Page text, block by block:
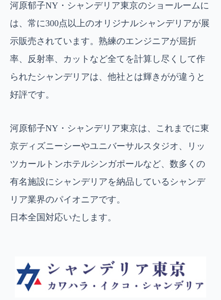
河原郁子NY・シャンデリア東京のショールームに
は、常に300点以上のオリジナルシャンデリアが展
示販売されています。熟練のエンジニアが屈折
率、反射率、カットなど全てを計算し尽くして作
られたシャンデリアは、他社とは輝きがが違うと
好評です。
河原郁子NY・シャンデリア東京は、これまでに東
京ディズニーシーやユニバーサルスタジオ、リッ
ツカールトンホテルシンガポールなど、数多くの
有名施設にシャンデリアを納品しているシャンデ
リア業界のパイオニアです。
日本全国対応いたします。